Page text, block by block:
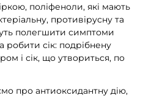
поліфеноли, які мають
противірусну та
полегшити симптоми
робити сік: подрібнену
і сік, що утвориться, по
про антиоксидантну дію,